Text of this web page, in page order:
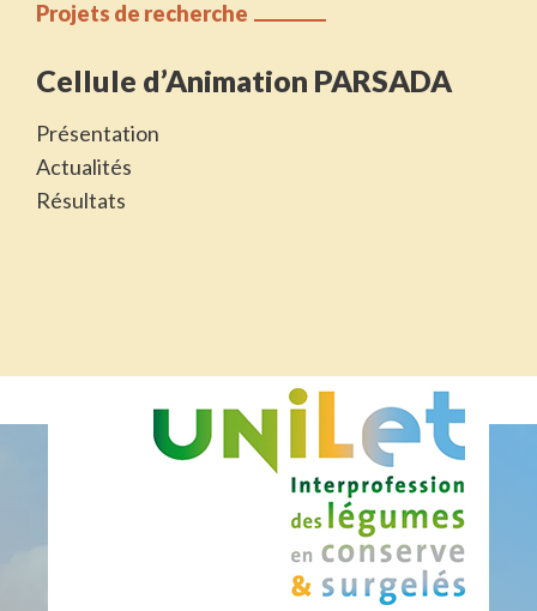
Projets de recherche
Cellule d’Animation PARSADA
Présentation
Actualités
Résultats